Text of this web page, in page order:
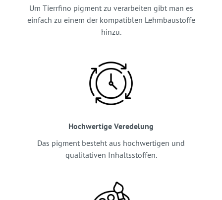
Um Tierrfino pigment zu verarbeiten gibt man es
einfach zu einem der kompatiblen Lehmbaustoffe
hinzu.
Hochwertige Veredelung
Das pigment besteht aus hochwertigen und
qualitativen Inhaltsstoffen.